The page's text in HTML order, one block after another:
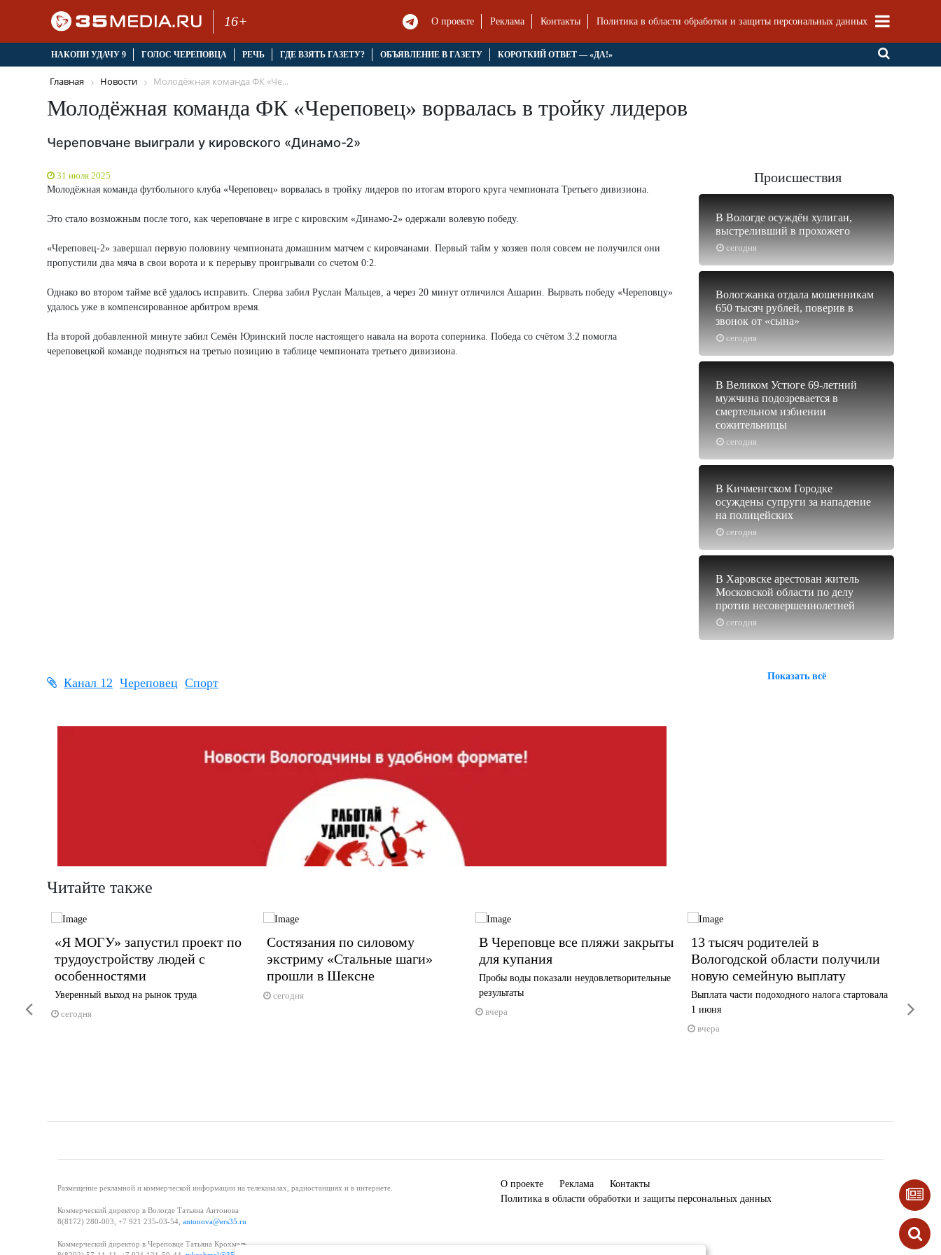
16+ О проекте Реклама Контакты Политика в области обработки и защиты персональных данных
НАКОПИ УДАЧУ 9 ГОЛОС ЧЕРЕПОВЦА РЕЧЬ ГДЕ ВЗЯТЬ ГАЗЕТУ? ОБЪЯВЛЕНИЕ В ГАЗЕТУ КОРОТКИЙ ОТВЕТ — «ДА!»
Главная Новости Молодёжная команда ФК «Че...
Молодёжная команда ФК «Череповец» ворвалась в тройку лидеров
Череповчане выиграли у кировского «Динамо-2»
31 июля 2025
Молодёжная команда футбольного клуба «Череповец» ворвалась в тройку лидеров по итогам второго круга чемпионата Третьего дивизиона.
Это стало возможным после того, как череповчане в игре с кировским «Динамо-2» одержали волевую победу.
«Череповец-2» завершал первую половину чемпионата домашним матчем с кировчанами. Первый тайм у хозяев поля совсем не получился они
пропустили два мяча в свои ворота и к перерыву проигрывали со счетом 0:2.
Однако во втором тайме всё удалось исправить. Сперва забил Руслан Мальцев, а через 20 минут отличился Ашарин. Вырвать победу «Череповцу»
удалось уже в компенсированное арбитром время.
На второй добавленной минуте забил Семён Юринский после настоящего навала на ворота соперника. Победа со счётом 3:2 помогла
череповецкой команде подняться на третью позицию в таблице чемпионата третьего дивизиона.
Канал 12 Череповец Спорт
Происшествия
сегодня
В Вологде осуждён хулиган,
выстреливший в прохожего
сегодня
Вологжанка отдала мошенникам
650 тысяч рублей, поверив в
звонок от «сына»
сегодня
В Великом Устюге 69-летний
мужчина подозревается в
смертельном избиении
сожительницы
сегодня
В Кичменгском Городке
осуждены супруги за нападение
на полицейских
сегодня
В Харовске арестован житель
Московской области по делу
против несовершеннолетней
Показать всё
Читайте также
«Я МОГУ» запустил проект по
трудоустройству людей с
особенностями
Уверенный выход на рынок труда
сегодня
Состязания по силовому
экстриму «Стальные шаги»
прошли в Шексне
сегодня
В Череповце все пляжи закрыты
для купания
Пробы воды показали неудовлетворительные
результаты
вчера
13 тысяч родителей в
Вологодской области получили
новую семейную выплату
Выплата части подоходного налога стартовала
1 июня
вчера
вчера
Размещение рекламной и коммерческой информации на телеканалах, радиостанциях и в интернете.
Коммерческий директор в Вологде Татьяна Антонова
8(8172) 280-003, +7 921 235-03-54, antonova@ers35.ru
Коммерческий директор в Череповце Татьяна Крохмаль
О проекте Реклама
Контакты
Политика в области обработки и защиты персональных данных